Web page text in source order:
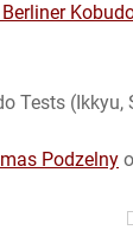
Tests
Podzelny